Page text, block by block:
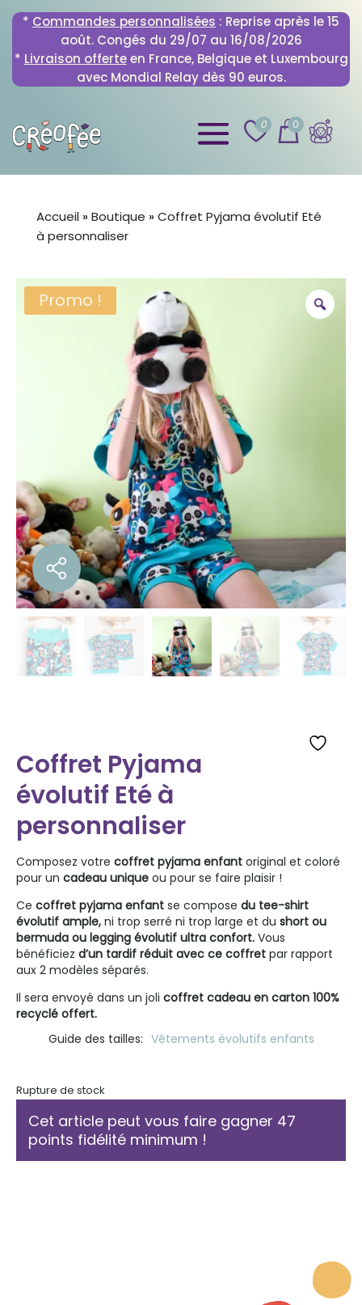
* Commandes personnalisées : Reprise après le 15
août. Congés du 29/07 au 16/08/2026
* Livraison offerteen France, Belgique et Luxembourg
avec Mondial Relay dès 90 euros.
0 0
Accueil»Boutique »Coffret Pyjama évolutif Eté
à personnaliser
Promo !
Coffret Pyjama
évolutif Eté à
personnaliser
Composez votre coffret pyjama enfant original et coloré
pour un cadeau unique ou pour se faire plaisir !
Ce coffret pyjama enfant se compose du tee-shirt
évolutif ample, ni trop serré ni trop large et du short ou
bermuda ou legging évolutif ultra confort. Vous
bénéficiez d’un tardif réduit avec ce coffret par rapport
aux 2 modèles séparés.
Il sera envoyé dans un joli coffret cadeau en carton 100%
recyclé offert.
Guide des tailles
Vêtements évolutifs enfants
Rupture de stock
Cet article peut vous faire gagner 47
points fidélité minimum !